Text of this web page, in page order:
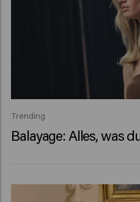
Trending
Balayage: Alles, was